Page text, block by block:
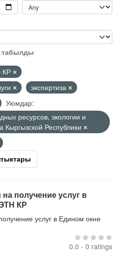
табылды
КР
экспертиза
Уюмдар:
ресурсов, экологии и
Кыргызской Республики
получение услуг в
КР
услуг в Едином окне
0.0 - 0 ratings